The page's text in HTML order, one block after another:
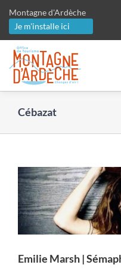
contenu
Montagne d'Ardèche
Je m'installe ici
Cébazat
Emilie Marsh |